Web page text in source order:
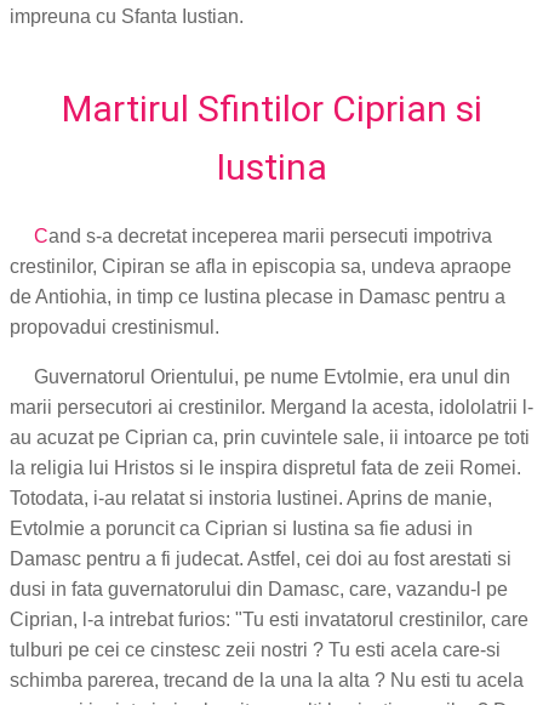
impreuna cu Sfanta Iustian.
Martirul Sfintilor Ciprian si
Iustina
Cand s-a decretat inceperea marii persecuti impotriva
crestinilor, Cipiran se afla in episcopia sa, undeva apraope
de Antiohia, in timp ce Iustina plecase in Damasc pentru a
propovadui crestinismul.
Guvernatorul Orientului, pe nume Evtolmie, era unul din
marii persecutori ai crestinilor. Mergand la acesta, idololatrii l-
au acuzat pe Ciprian ca, prin cuvintele sale, ii intoarce pe toti
la religia lui Hristos si le inspira dispretul fata de zeii Romei.
Totodata, i-au relatat si instoria Iustinei. Aprins de manie,
Evtolmie a poruncit ca Ciprian si Iustina sa fie adusi in
Damasc pentru a fi judecat. Astfel, cei doi au fost arestati si
dusi in fata guvernatorului din Damasc, care, vazandu-l pe
Ciprian, l-a intrebat furios: "Tu esti invatatorul crestinilor, care
tulburi pe cei ce cinstesc zeii nostri ? Tu esti acela care-si
schimba parerea, trecand de la una la alta ? Nu esti tu acela